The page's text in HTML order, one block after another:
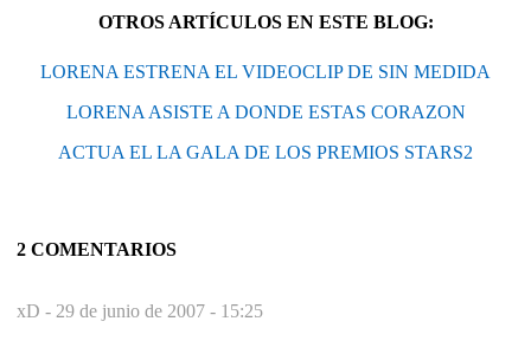
OTROS ARTÍCULOS EN ESTE BLOG:
LORENA ESTRENA EL VIDEOCLIP DE SIN MEDIDA
LORENA ASISTE A DONDE ESTAS CORAZON
ACTUA EL LA GALA DE LOS PREMIOS STARS2
2 COMENTARIOS
xD - 29 de junio de 2007 - 15:25